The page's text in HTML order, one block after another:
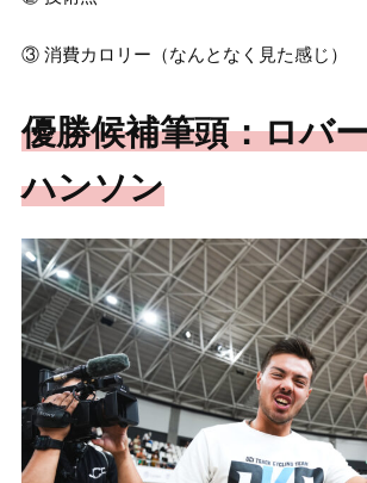
③ 消費カロリー（なんとなく見た感じ）
優勝候補筆頭：ロバ
ハンソン